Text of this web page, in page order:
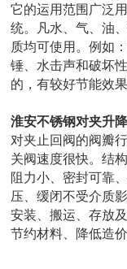
它的运用范围广泛
统。凡水、气、油
质均可使用。例如
锤、水击声和破坏
的，有较好节能效果
淮安不锈钢对夹升
对夹止回阀的阀瓣
关阀速度很快。结
阻力小、密封可靠
压、缓闭不受介质
安装、搬运、存放
节约材料、降低造价